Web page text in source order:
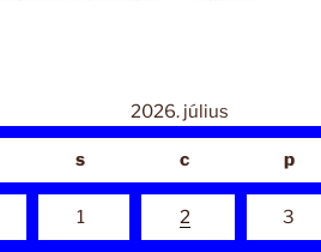
2026. július
s c p
1 2 3